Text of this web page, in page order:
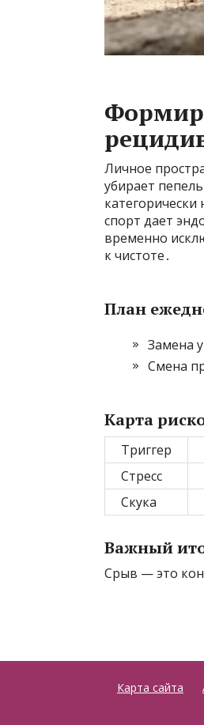
Личное
убирает
спорт дает
временно
к чистоте․
План
Замена
Смена
Карта
Триггер
Стресс
Скука
Важный
Срыв — это
Карта сайта